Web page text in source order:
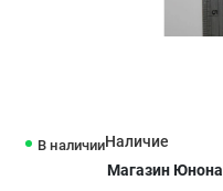
В наличииНаличие
Магазин Юнона